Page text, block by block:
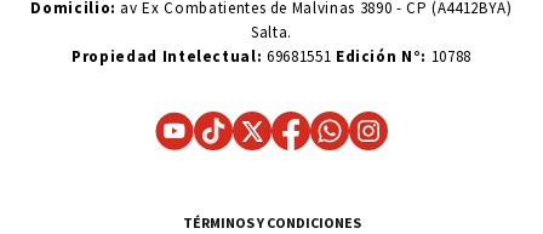
Domicilio: av Ex Combatientes de Malvinas 3890 - CP (A4412BYA)
Salta.
Propiedad Intelectual: 69681551 Edición N°: 10788
TÉRMINOS Y CONDICIONES